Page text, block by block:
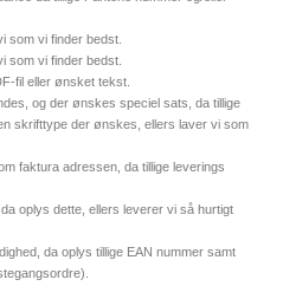
som vi finder bedst.
vi finder bedst.
fil eller ønsket tekst.
og der ønskes speciel sats, da tillige
skrifttype der ønskes, ellers laver vi som
faktura adressen, da tillige leverings
oplys dette, ellers leverer vi så hurtigt
da oplys tillige EAN nummer samt